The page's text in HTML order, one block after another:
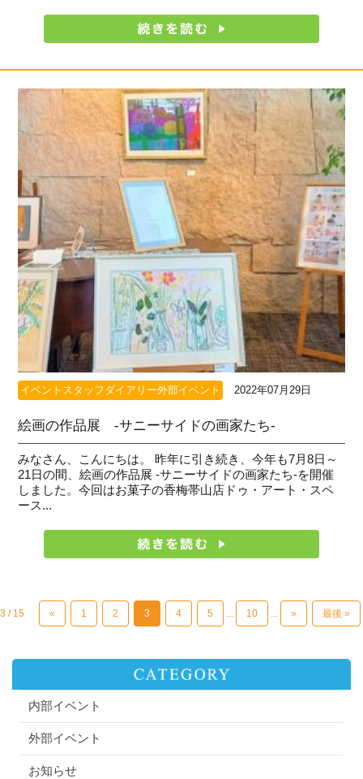
イベントスタッフダイアリー外部イベント 2022年07月29日
絵画の作品展 -サニーサイドの画家たち‐
みなさん、こんにちは。 昨年に引き続き、今年も7月8日～
21日の間、絵画の作品展 ‐サニーサイドの画家たち‐を開催
しました。今回はお菓子の香梅帯山店ドゥ・アート・スペ
ース...
3 / 15 « 1 2 3 4 5 ... 10 ... » 最後 »
内部イベント
外部イベント
お知らせ